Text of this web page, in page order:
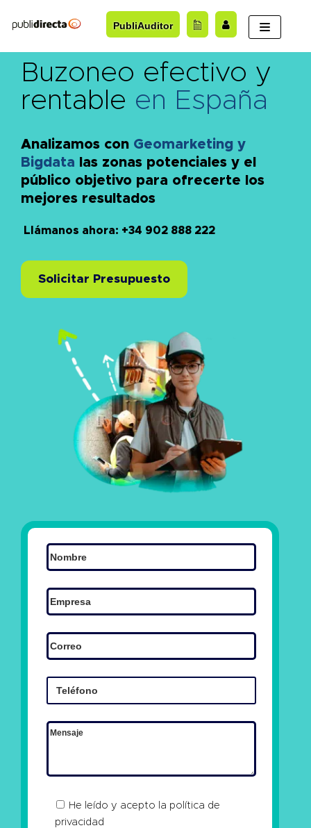
al
PubliAuditor
Buzoneo efectivo y
rentable en España
Analizamos con Geomarketing y
Bigdata las zonas potenciales y el
público objetivo para ofrecerte los
mejores resultados
Llámanos ahora: +34 902 888 222
Solicitar Presupuesto
He leído y acepto la política de
privacidad